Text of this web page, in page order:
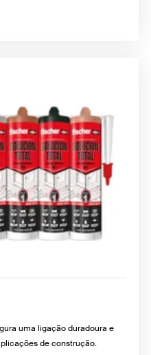
uma ligação duradoura e
de construção.